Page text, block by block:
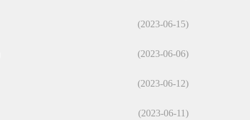
(2023-06-15)
(2023-06-06)
(2023-06-12)
(2023-06-11)